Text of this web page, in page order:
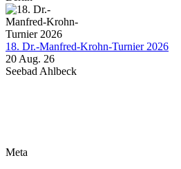
18. Dr.-Manfred-Krohn-Turnier 2026
20 Aug. 26
Seebad Ahlbeck
Meta